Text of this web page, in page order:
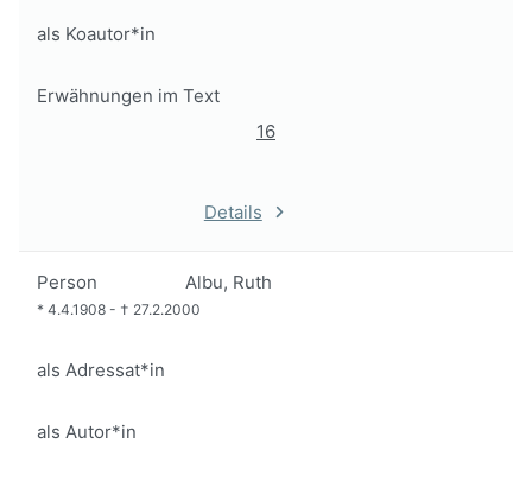
als Koautor*in
Erwähnungen im Text
16
Details
Person Albu, Ruth
* 4.4.1908 - † 27.2.2000
als Adressat*in
als Autor*in